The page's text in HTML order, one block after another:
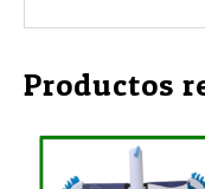
Productos